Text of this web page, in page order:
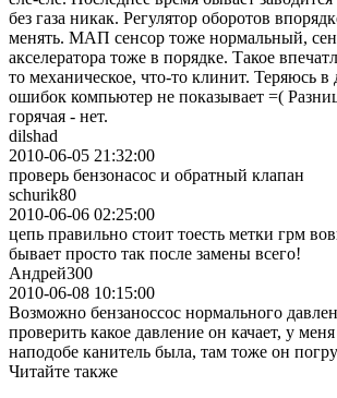
без газа никак. Регулятор оборотов
менять. МАП сенсор тоже нормальный,
акселератора тоже в порядке. Такое
то механическое, что-то клинит. Теряюсь
ошибок компьютер не показывает =(
горячая - нет.
dilshad
2010-06-05 21:32:00
проверь бензонасос и обратный клапан
schurik80
2010-06-06 02:25:00
цепь правильно стоит тоесть метки грм
бывает просто так после замены всего!
Андрей300
2010-06-08 10:15:00
Возможно бензаноссос нормального
проверить какое давление он качает, у
наподобе канитель была, там тоже он
Читайте также